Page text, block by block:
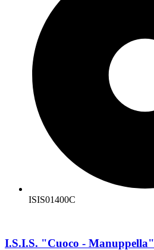
ISIS01400C
I.S.I.S. "Cuoco - Manuppella"